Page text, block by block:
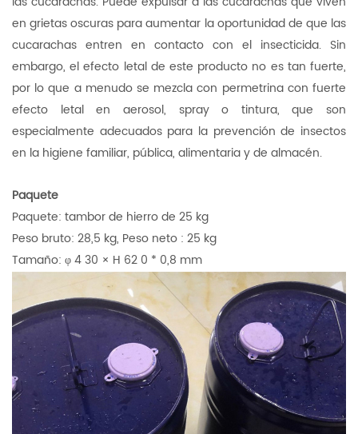
en grietas oscuras para aumentar la oportunidad de que las
cucarachas entren en contacto con el insecticida. Sin
embargo, el efecto letal de este producto no es tan fuerte,
por lo que a menudo se mezcla con permetrina con fuerte
efecto letal en aerosol, spray o tintura, que son
especialmente adecuados para la prevención de insectos
en la higiene familiar, pública, alimentaria y de almacén.
Paquete
Paquete: tambor de hierro de 25 kg
Peso bruto: 28,5 kg, Peso neto : 25 kg
Tamaño: φ430 × H 62 0 * 0,8 mm